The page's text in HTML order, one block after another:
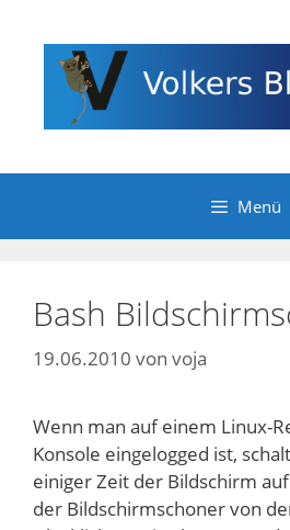
Inhalt
springen
Menü
Bash
19.06.2010 von voja
Wenn man auf einem Linux-
Konsole eingelogged ist,
einiger Zeit der Bildschirm
der Bildschirmschoner von